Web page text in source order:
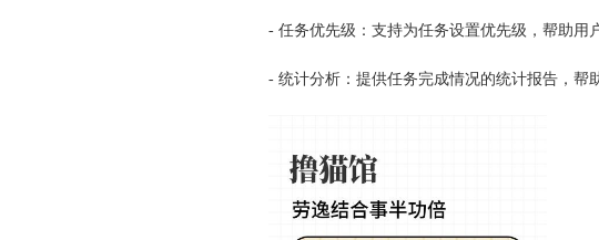
- 任务优先级：支持为任务设置优先级，帮助用
- 统计分析：提供任务完成情况的统计报告，帮